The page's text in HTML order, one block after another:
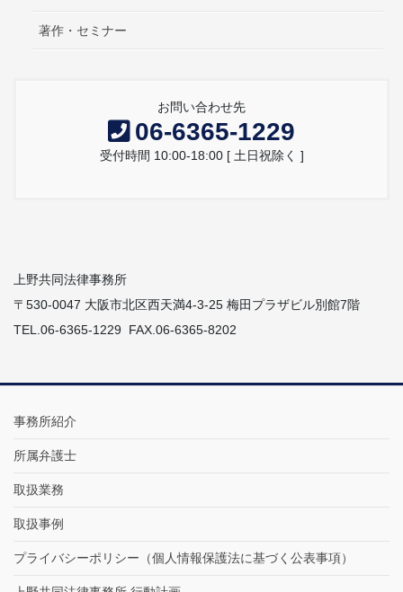
著作・セミナー
お問い合わせ先
06-6365-1229
受付時間 10:00-18:00 [ 土日祝除く ]
上野共同法律事務所
〒530-0047 大阪市北区西天満4-3-25 梅田プラザビル別館7階
TEL.06-6365-1229 FAX.06-6365-8202
事務所紹介
所属弁護士
取扱業務
取扱事例
プライバシーポリシー（個人情報保護法に基づく公表事項）